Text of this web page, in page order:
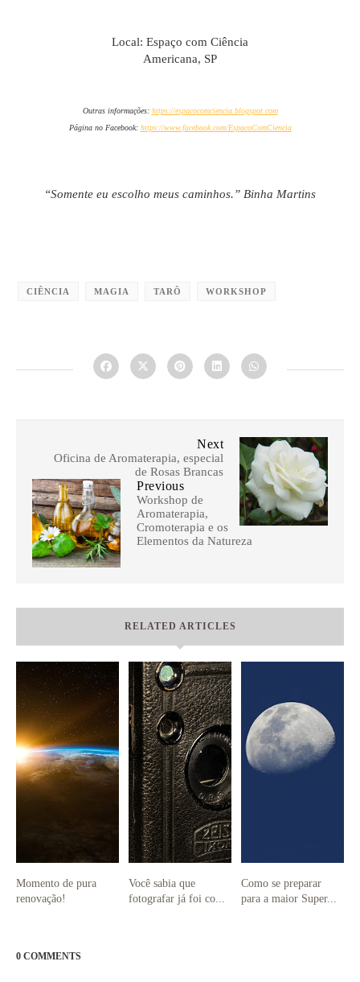
Local: Espaço com Ciência
Americana, SP
Outras informações: https://espacocomciencia.blogspot.com
Página no Facebook: https://www.facebook.com/EspacoComCiencia
“Somente eu escolho meus caminhos.” Binha Martins
CIÊNCIA MAGIA TARÔ WORKSHOP
Next
Oficina de Aromaterapia, especial
de Rosas Brancas
Previous
Workshop de
Aromaterapia,
Cromoterapia e os
Elementos da Natureza
RELATED ARTICLES
Momento de pura
renovação!
Você sabia que
fotografar já foi co...
Como se preparar
para a maior Super...
0 COMMENTS